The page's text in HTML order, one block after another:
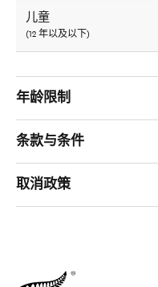
儿童
(12 年以及以下)
年龄限制
条款与条件
取消政策